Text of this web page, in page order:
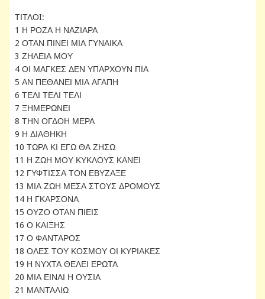
ΤΙΤΛΟI:
1 Η ΡΟΖΑ Η ΝΑΖΙΑΡΑ
2 ΟΤΑΝ ΠΙΝΕΙ ΜΙΑ ΓΥΝΑΙΚΑ
3 ΖΗΛΕΙΑ ΜΟΥ
4 ΟΙ ΜΑΓΚΕΣ ΔΕΝ ΥΠΑΡΧΟΥΝ ΠΙΑ
5 ΑΝ ΠΕΘΑΝΕΙ ΜΙΑ ΑΓΑΠΗ
6 ΤΕΛΙ ΤΕΛΙ ΤΕΛΙ
7 ΞΗΜΕΡΩΝΕΙ
8 ΤΗΝ ΟΓΔΟΗ ΜΕΡΑ
9 Η ΔΙΑΘΗΚΗ
10 ΤΩΡΑ ΚΙ ΕΓΩ ΘΑ ΖΗΣΩ
11 Η ΖΩΗ ΜΟΥ ΚΥΚΛΟΥΣ ΚΑΝΕΙ
12 ΓΥΦΤΙΣΣΑ ΤΟΝ ΕΒΥΖΑΞΕ
13 ΜΙΑ ΖΩΗ ΜΕΣΑ ΣΤΟΥΣ ΔΡΟΜΟΥΣ
14 Η ΓΚΑΡΣΟΝΑ
15 ΟΥΖΟ ΟΤΑΝ ΠΙΕΙΣ
16 Ο ΚΑΙΞΗΣ
17 Ο ΦΑΝΤΑΡΟΣ
18 ΟΛΕΣ ΤΟΥ ΚΟΣΜΟΥ ΟΙ ΚΥΡΙΑΚΕΣ
19 Η ΝΥΧΤΑ ΘΕΛΕΙ ΕΡΩΤΑ
20 ΜΙΑ ΕΙΝΑΙ Η ΟΥΣΙΑ
21 ΜΑΝΤΑΛΙΩ